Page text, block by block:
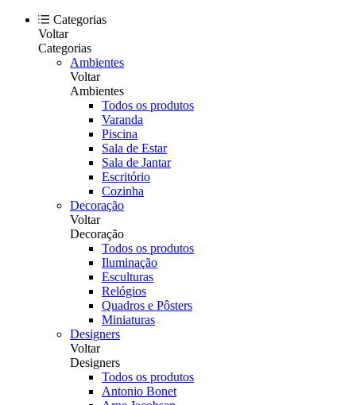
Categorias
Voltar
Categorias
Ambientes
Voltar
Ambientes
Todos os produtos
Varanda
Piscina
Sala de Estar
Sala de Jantar
Escritório
Cozinha
Decoração
Voltar
Decoração
Todos os produtos
Iluminação
Esculturas
Relógios
Quadros e Pôsters
Miniaturas
Designers
Voltar
Designers
Todos os produtos
Antonio Bonet